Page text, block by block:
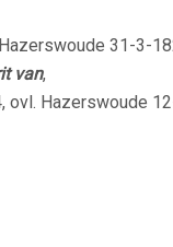
31-3-
van,
ovl. Hazerswoude